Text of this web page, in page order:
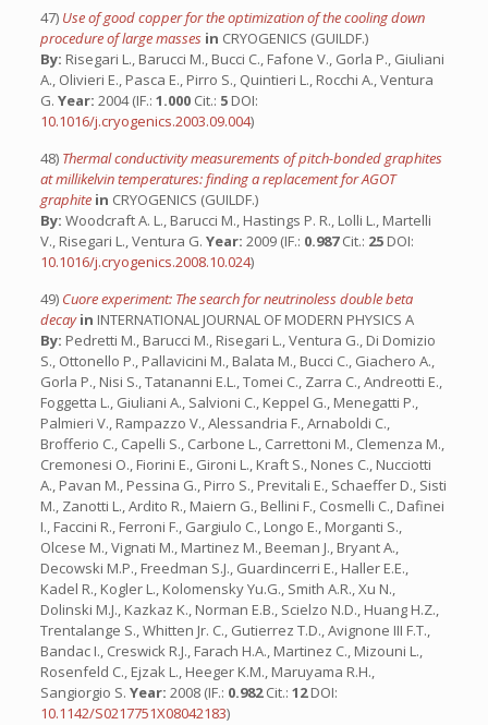
47) Use of good copper for the optimization of the cooling down
procedure of large masses in CRYOGENICS (GUILDF.)
By: Risegari L., Barucci M., Bucci C., Fafone V., Gorla P., Giuliani
A., Olivieri E., Pasca E., Pirro S., Quintieri L., Rocchi A., Ventura
G. Year: 2004 (IF.: 1.000 Cit.: 5 DOI:
10.1016/j.cryogenics.2003.09.004)
48) Thermal conductivity measurements of pitch-bonded graphites
at millikelvin temperatures: finding a replacement for AGOT
graphite in CRYOGENICS (GUILDF.)
By: Woodcraft A. L., Barucci M., Hastings P. R., Lolli L., Martelli
V., Risegari L., Ventura G. Year: 2009 (IF.: 0.987Cit.: 25 DOI:
10.1016/j.cryogenics.2008.10.024)
49) Cuore experiment: The search for neutrinoless double beta
decayin INTERNATIONAL JOURNAL OF MODERN PHYSICS A
By: Pedretti M., Barucci M., Risegari L., Ventura G., Di Domizio
S., Ottonello P., Pallavicini M., Balata M., Bucci C., Giachero A.,
Gorla P., Nisi S., Tatananni E.L., Tomei C., Zarra C., Andreotti E.,
Foggetta L., Giuliani A., Salvioni C., Keppel G., Menegatti P.,
Palmieri V., Rampazzo V., Alessandria F., Arnaboldi C.,
Brofferio C., Capelli S., Carbone L., Carrettoni M., Clemenza M.,
Cremonesi O., Fiorini E., Gironi L., Kraft S., Nones C., Nucciotti
A., Pavan M., Pessina G., Pirro S., Previtali E., Schaeffer D., Sisti
M., Zanotti L., Ardito R., Maiern G., Bellini F., Cosmelli C., Dafinei
I., Faccini R., Ferroni F., Gargiulo C., Longo E., Morganti S.,
Olcese M., Vignati M., Martinez M., Beeman J., Bryant A.,
Decowski M.P., Freedman S.J., Guardincerri E., Haller E.E.,
Kadel R., Kogler L., Kolomensky Yu.G., Smith A.R., Xu N.,
Dolinski M.J., Kazkaz K., Norman E.B., Scielzo N.D., Huang H.Z.,
Trentalange S., Whitten Jr. C., Gutierrez T.D., Avignone III F.T.,
Bandac I., Creswick R.J., Farach H.A., Martinez C., Mizouni L.,
Rosenfeld C., Ejzak L., Heeger K.M., Maruyama R.H.,
Sangiorgio S. Year: 2008 (IF.: 0.982Cit.: 12DOI:
10.1142/S0217751X08042183)